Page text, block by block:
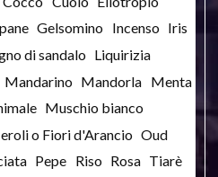
Gelsomino Incenso Iris
di sandalo Liquirizia
Mandarino Mandorla Menta
Muschio bianco
o Fiori d'Arancio Oud
Pepe Riso Rosa Tiarè